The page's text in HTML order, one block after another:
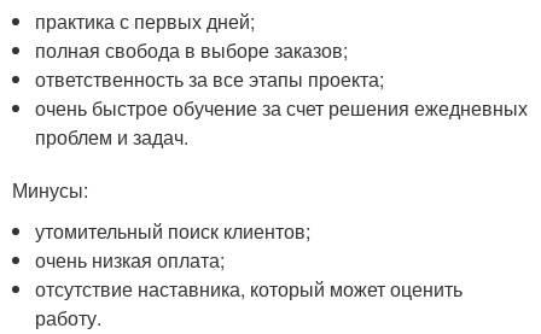
практика с первых дней;
полная свобода в выборе заказов;
ответственность за все этапы проекта;
очень быстрое обучение за счет решения ежедневных
проблем и задач.
Минусы:
утомительный поиск клиентов;
очень низкая оплата;
отсутствие наставника, который может оценить
работу.